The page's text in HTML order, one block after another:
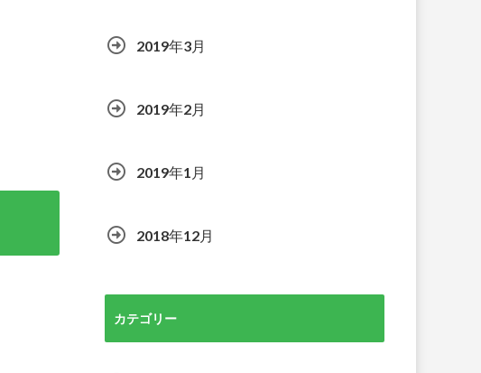
2019年3月
2019年2月
2019年1月
2018年12月
カテゴリー